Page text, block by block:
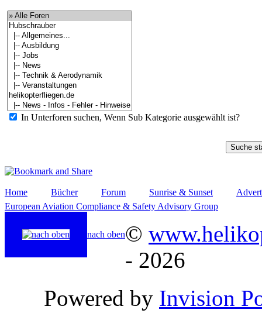
In Unterforen suchen, Wenn Sub Kategorie ausgewählt ist?
Home Bücher Forum Sunrise & Sunset
European Aviation Compliance & Safety Advisory Group
nach oben©
- 2026
Powered by Invision